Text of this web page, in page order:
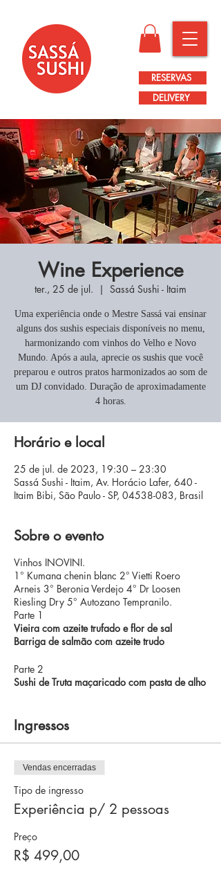
RESERVAS
DELIVERY
Wine Experience
ter., 25 de jul.
  |
Sassá Sushi - Itaim
Uma experiência onde o Mestre Sassá vai ensinar
alguns dos sushis especiais disponíveis no menu,
harmonizando com vinhos do Velho e Novo
Mundo. Após a aula, aprecie os sushis que você
preparou e outros pratos harmonizados ao som de
um DJ convidado. Duração de aproximadamente
4 horas.
Horário e local
25 de jul. de 2023, 19:30 – 23:30
Sassá Sushi - Itaim, Av. Horácio Lafer, 640 -
Itaim Bibi, São Paulo - SP, 04538-083, Brasil
Sobre o evento
Vinhos INOVINI.
1° Kumana chenin blanc 2° Vietti Roero
Arneis 3° Beronia Verdejo 4° Dr Loosen
Riesling Dry 5° Autozano Tempranilo.
Parte 1
Vieira com azeite trufado e flor de sal
Barriga de salmão com azeite trudo
Parte 2
Sushi de Truta maçaricado com pasta de alho
Parte 3
Dyo de Atum com foie gras e molho tarê
Carapau com molho de gengibre
Sobremesa
Sorvete de gergelim preto com calda de frutas
vermelhas e farofa de pistache
Ingressos
Vendas encerradas
Tipo de ingresso
Experiência p/ 2 pessoas
Preço
R$ 499,00